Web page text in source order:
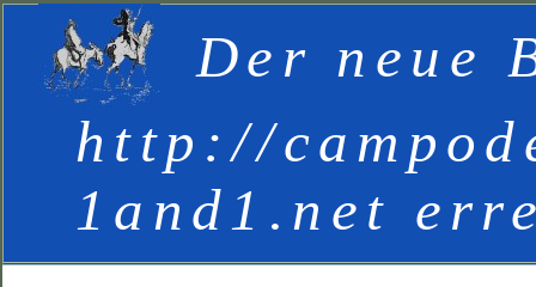
Der neue
http://
1and1.net